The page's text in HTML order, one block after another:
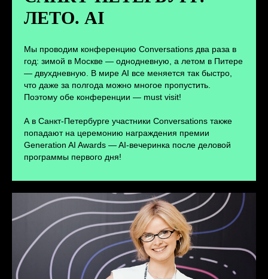
ЛЕТО. AI
Мы проводим конференцию Conversations два раза в
год: зимой в Москве — однодневную, а летом в Питере
— двухдневную. В мире AI все меняется так быстро,
что даже за полгода можно многое пропустить.
Поэтому обе конференции — must visit!
А в Санкт-Петербурге участники Conversations также
попадают на церемонию награждения премии
Generation AI Awards — AI-вечеринка после деловой
программы первого дня!